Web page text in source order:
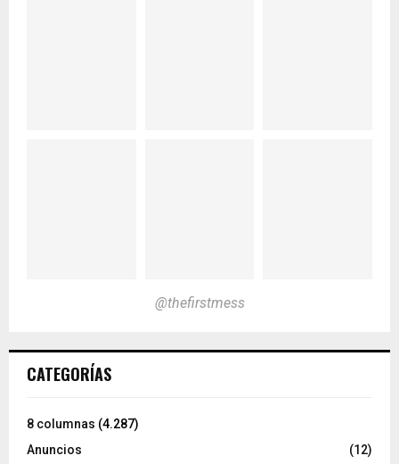
@thefirstmess
CATEGORÍAS
8 columnas (4.287)
Anuncios
(12)